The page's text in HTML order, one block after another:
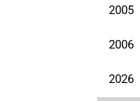
2005
2006
2026